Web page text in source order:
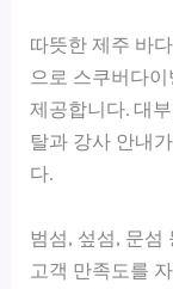
따뜻한 제주 바
으로 스쿠버다
제공합니다. 대
탈과 강사 안내
다.
범섬, 섶섬, 문섬
고객 만족도를